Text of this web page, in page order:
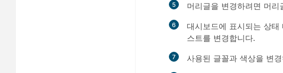
5 머리글을 변경하려면 머리
6 대시보드에 표시되는 상태
스트를 변경합니다.
7 사용된 글꼴과 색상을 변